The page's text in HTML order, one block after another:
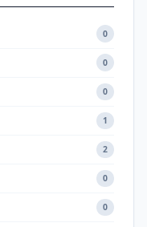
0
0
0
1
2
0
0